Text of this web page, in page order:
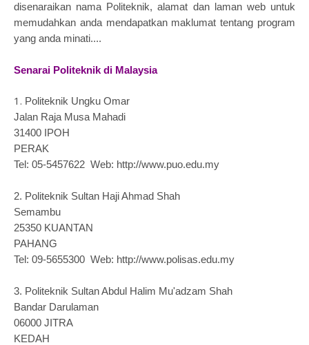
disenaraikan nama Politeknik, alamat dan laman web untuk
memudahkan anda mendapatkan maklumat tentang program
yang anda minati....
Senarai Politeknik di Malaysia
1. Politeknik Ungku Omar
Jalan Raja Musa Mahadi
31400 IPOH
PERAK
Tel: 05-5457622 Web: http://www.puo.edu.my
2. Politeknik Sultan Haji Ahmad Shah
Semambu
25350 KUANTAN
PAHANG
Tel: 09-5655300 Web: http://www.polisas.edu.my
3. Politeknik Sultan Abdul Halim Mu'adzam Shah
Bandar Darulaman
06000 JITRA
KEDAH